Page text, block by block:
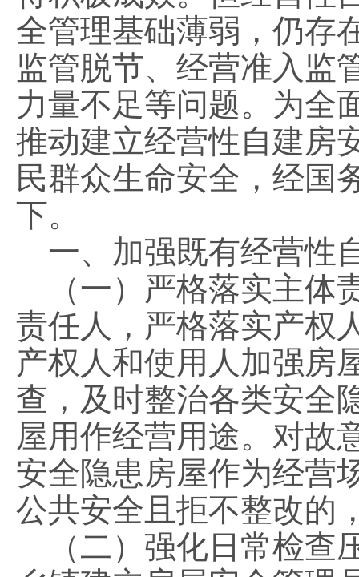
全管理基础薄弱，仍存
监管脱节、经营准入监
力量不足等问题。为全
推动建立经营性自建房
民群众生命安全，经国
下。
一、加强既有经营性
（一）严格落实主体
责任人，严格落实产权
产权人和使用人加强房
查，及时整治各类安全
屋用作经营用途。对故
安全隐患房屋作为经营
公共安全且拒不整改的
（二）强化日常检查